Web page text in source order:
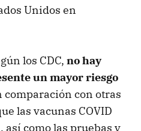
Unidos en
los CDC, no hay
un mayor riesgo
comparación con otras
las vacunas COVID
como las pruebas y